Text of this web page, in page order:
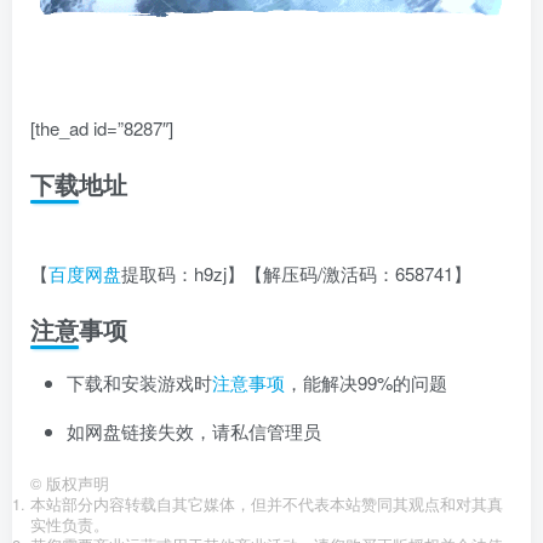
[the_ad id=”8287″]
下载地址
【百度网盘提取码：h9zj】【解压码/激活码：658741】
注意事项
下载和安装游戏时注意事项 ，能解决99%的问题
如网盘链接失效，请私信管理员
© 版权声明
本站部分内容转载自其它媒体，但并不代表本站赞同其观点和对其真
实性负责。